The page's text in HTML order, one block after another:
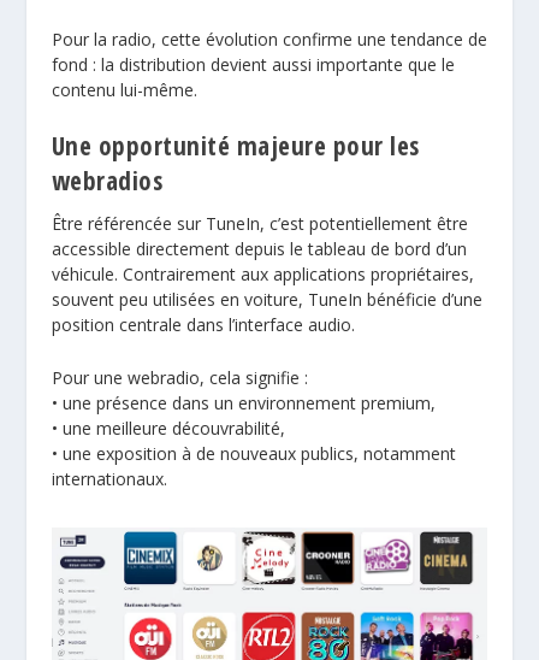
Pour la radio, cette évolution confirme une tendance de
fond : la distribution devient aussi importante que le
contenu lui-même.
Une opportunité majeure pour les
webradios
Être référencée sur TuneIn, c’est potentiellement être
accessible directement depuis le tableau de bord d’un
véhicule. Contrairement aux applications propriétaires,
souvent peu utilisées en voiture, TuneIn bénéficie d’une
position centrale dans l’interface audio.
Pour une webradio, cela signifie :
• une présence dans un environnement premium,
• une meilleure découvrabilité,
• une exposition à de nouveaux publics, notamment
internationaux.